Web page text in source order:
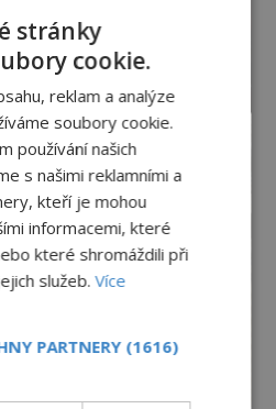
stránky
cookie.
reklam a analýze
soubory cookie.
používání našich
s našimi reklamními a
kteří je mohou
informacemi, které
které shromáždili při
služeb.Více
PARTNERY (1616)